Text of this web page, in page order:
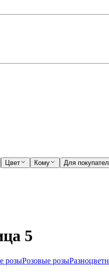
Цвет Кому
Для
5
розыРозовые розы